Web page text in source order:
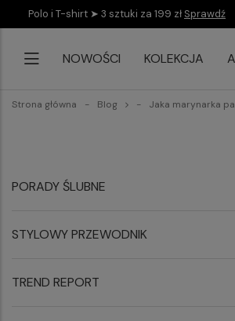
Polo i T-shirt ➤ 3 sztuki za 199 zł Sprawdź
NOWOŚCI KOLEKCJA
Strona główna Blog Jaka marynarka
PORADY ŚLUBNE
STYLOWY PRZEWODNIK
TREND REPORT